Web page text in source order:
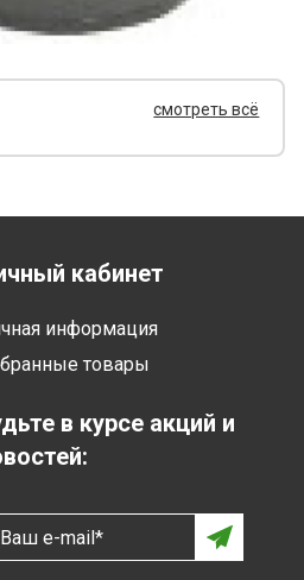
смотреть всё
кабинет
информация
товары
в курсе акций и
Ваш e-mail*